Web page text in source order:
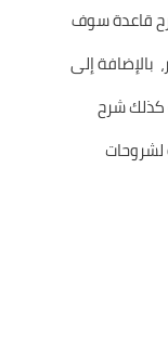
قاعدة سوف
بالإضافة إلى
كذلك شرح
لشروحات